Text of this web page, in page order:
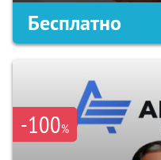
Бесплатно
-100%